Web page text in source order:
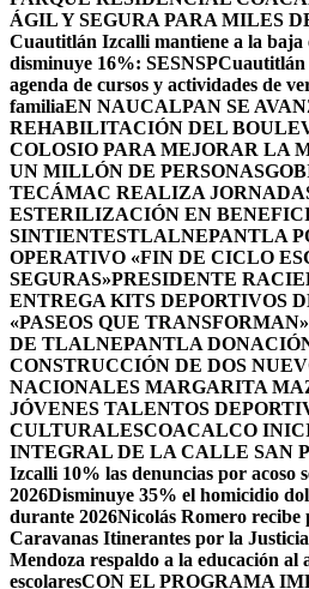
ÁGIL Y SEGURA PARA MILES
Cuautitlán Izcalli mantiene a la baja
disminuye 16%: SESNSPCuautitlán
agenda de cursos y actividades de
familiaEN NAUCALPAN SE
REHABILITACIÓN DEL
COLOSIO PARA MEJORAR LA
UN MILLÓN DE PERSONAS
TECÁMAC REALIZA
ESTERILIZACIÓN EN
SINTIENTESTLALNEPANTLA
OPERATIVO «FIN DE CICLO
SEGURAS»PRESIDENTE
ENTREGA KITS DEPORTIVOS
«PASEOS QUE TRANSFORMAN»
DE TLALNEPANTLA
CONSTRUCCIÓN DE DOS
NACIONALES MARGARITA
JÓVENES TALENTOS
CULTURALESCOACALCO
INTEGRAL DE LA CALLE SAN
Izcalli 10% las denuncias por acoso
2026Disminuye 35% el homicidio
durante 2026Nicolás Romero recibe
Caravanas Itinerantes por la
Mendoza respaldo a la educación al
escolaresCON EL PROGRAMA